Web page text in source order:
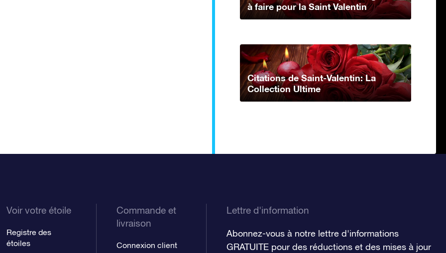
à faire pour la Saint Valentin
Citations de Saint-Valentin: La
Collection Ultime
Voir votre étoile
Registre des
étoiles
Commande et
livraison
Connexion client
Lettre d'information
Abonnez-vous à notre lettre d'informations
GRATUITE pour des réductions et des mises à jour